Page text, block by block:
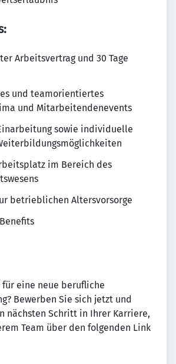
Arbeitsvertrag und 30 Tage
und teamorientiertes
und Mitarbeitendenevents
sowie individuelle
im Bereich des
betrieblichen Altersvorsorge
eine neue berufliche
Bewerben Sie sich jetzt und
nächsten Schritt in Ihrer Karriere,
Team über den folgenden Link